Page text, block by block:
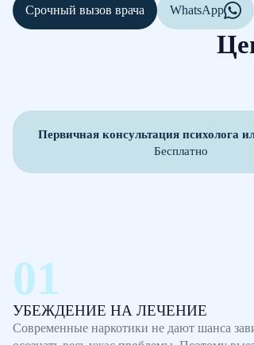
Срочный вызов врача
WhatsApp
Первичная консультация психолога
Бесплатно
УБЕЖДЕНИЕ НА ЛЕЧЕНИЕ
Современные наркотики не дают шанса